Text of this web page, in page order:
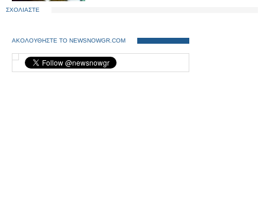
ΣΧΟΛΙΑΣΤΕ
ΑΚΟΛΟΥΘΗΣΤΕ ΤΟ NEWSNOWGR.COM